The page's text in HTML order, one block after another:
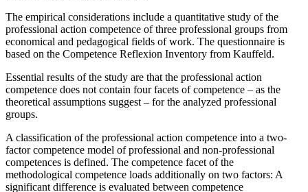
The empirical considerations include a quantitative study of the
professional action competence of three professional groups from
economical and pedagogical fields of work. The questionnaire is
based on the Competence Reflexion Inventory from Kauffeld.
Essential results of the study are that the professional action
competence does not contain four facets of competence – as the
theoretical assumptions suggest – for the analyzed professional
groups.
A classification of the professional action competence into a two-
factor competence model of professional and non-professional
competences is defined. The competence facet of the
methodological competence loads additionally on two factors: A
significant difference is evaluated between competence